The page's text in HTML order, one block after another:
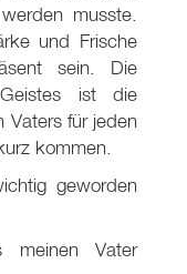
musste.
und Frische
sein. Die
ist die
Vaters für jeden
kommen.
geworden
Vater